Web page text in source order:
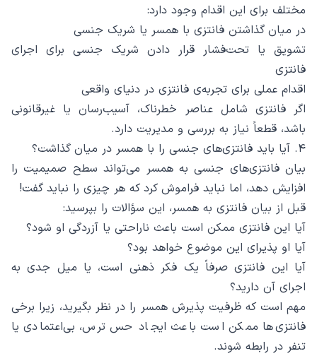
مختلف برای این اقدام وجود دارد:
در میان گذاشتن فانتزی با همسر یا شریک جنسی
تشویق یا تحت‌فشار قرار دادن شریک جنسی برای اجرای
فانتزی
اقدام عملی برای تجربه‌ی فانتزی در دنیای واقعی
اگر فانتزی شامل عناصر خطرناک، آسیب‌رسان یا غیرقانونی
باشد، قطعاً نیاز به بررسی و مدیریت دارد.
۴. آیا باید فانتزی‌های جنسی را با همسر در میان گذاشت؟
بیان فانتزی‌های جنسی به همسر می‌تواند سطح صمیمیت را
افزایش دهد، اما نباید فراموش کرد که هر چیزی را نباید گفت!
قبل از بیان فانتزی به همسر، این سؤالات را بپرسید:
آیا این فانتزی ممکن است باعث ناراحتی یا آزردگی او شود؟
آیا او پذیرای این موضوع خواهد بود؟
آیا این فانتزی صرفاً یک فکر ذهنی است، یا میل جدی به
اجرای آن دارید؟
مهم است که ظرفیت پذیرش همسر را در نظر بگیرید، زیرا برخی
فانتزی‌ها ممکن است باعث ایجاد حس ترس، بی‌اعتمادی یا
تنفر در رابطه شوند.